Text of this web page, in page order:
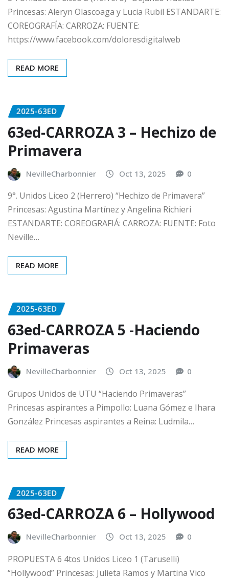
Princesas: Aleryn Olascoaga y Lucia Rubil ESTANDARTE:
COREOGRAFÍA: CARROZA: FUENTE:
https://www.facebook.com/doloresdigitalweb
READ MORE
2025-63ED
63ed-CARROZA 3 – Hechizo de
Primavera
NevilleCharbonnier Oct 13, 2025 0
9°. Unidos Liceo 2 (Herrero) “Hechizo de Primavera”
Princesas: Agustina Martínez y Angelina Richieri
ESTANDARTE: COREOGRAFIÁ: CARROZA: FUENTE: Foto
Neville…
READ MORE
2025-63ED
63ed-CARROZA 5 -Haciendo
Primaveras
NevilleCharbonnier Oct 13, 2025 0
Grupos Unidos de UTU “Haciendo Primaveras”
Princesas aspirantes a Pimpollo: Luana Gómez e Ihara
González Princesas aspirantes a Reina: Ludmila…
READ MORE
2025-63ED
63ed-CARROZA 6 – Hollywood
NevilleCharbonnier Oct 13, 2025 0
PROPUESTA 6 4tos Unidos Liceo 1 (Taruselli)
“Hollywood” Princesas: Julieta Ramos y Martina Vico